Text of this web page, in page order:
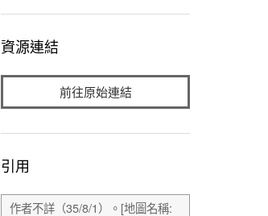
資源連結
前往原始連結
引用